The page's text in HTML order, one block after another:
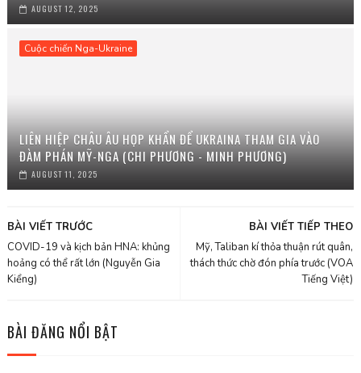
AUGUST 12, 2025
Cuộc chiến Nga-Ukraine
LIÊN HIỆP CHÂU ÂU HỌP KHẨN ĐỂ UKRAINA THAM GIA VÀO
ĐÀM PHÁN MỸ-NGA (CHI PHƯƠNG - MINH PHƯƠNG)
AUGUST 11, 2025
BÀI VIẾT TIẾP THEO
Mỹ, Taliban kí thỏa thuận rút quân,
thách thức chờ đón phía trước (VOA
Tiếng Việt)
BÀI VIẾT TRƯỚC
COVID-19 và kịch bản HNA: khủng
hoảng có thể rất lớn (Nguyễn Gia
Kiểng)
BÀI ĐĂNG NỔI BẬT